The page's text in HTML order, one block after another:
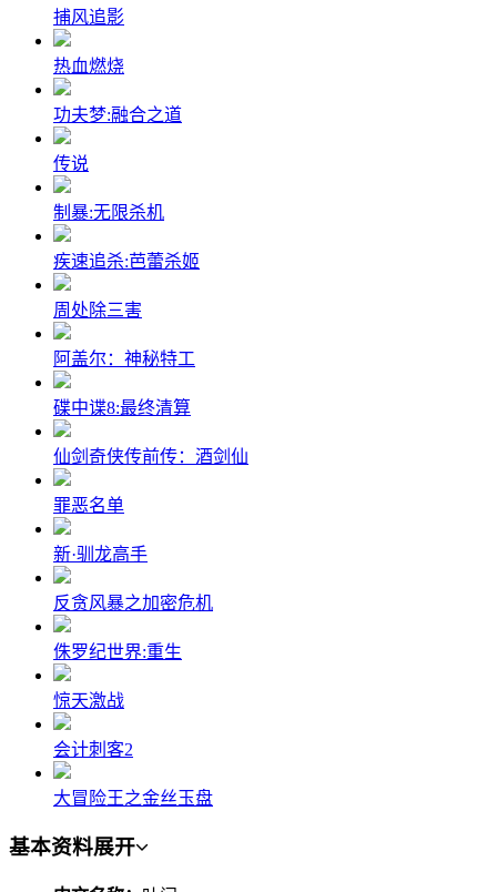
捕风追影
热血燃烧
功夫梦:融合之道
传说
制暴:无限杀机
疾速追杀:芭蕾杀姬
周处除三害
阿盖尔：神秘特工
碟中谍8:最终清算
仙剑奇侠传前传：酒剑仙
罪恶名单
新·驯龙高手
反贪风暴之加密危机
侏罗纪世界:重生
惊天激战
会计刺客2
大冒险王之金丝玉盘
基本资料展开